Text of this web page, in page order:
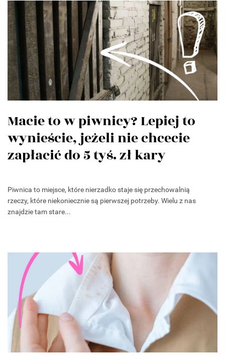
Macie to w piwnicy? Lepiej to
wynieście, jeżeli nie chcecie
zapłacić do 5 tyś. zł kary
Piwnica to miejsce, które nierzadko staje się przechowalnią
rzeczy, które niekoniecznie są pierwszej potrzeby. Wielu z nas
znajdzie tam stare...